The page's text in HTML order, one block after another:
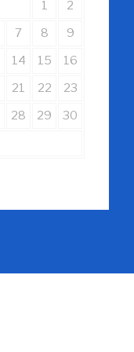
1
2
7 8
9
14 15
16
21 22
23
28 29
30